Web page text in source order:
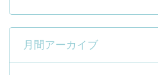
月間アーカイブ